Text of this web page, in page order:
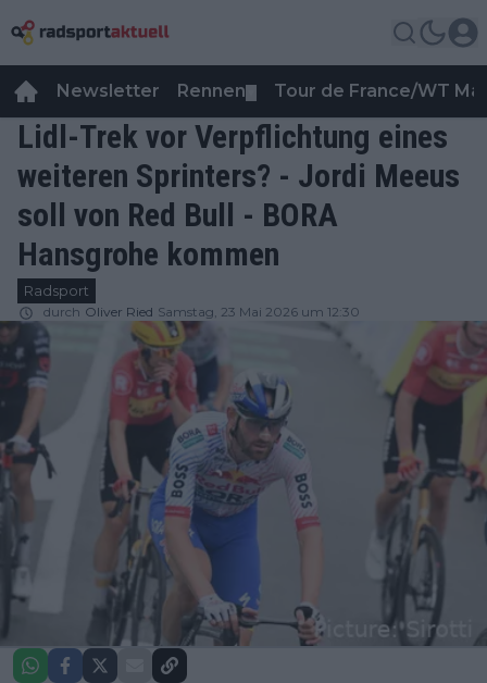
Newsletter Rennen Tour de France/WT
Lidl-Trek vor Verpflichtung eines
weiteren Sprinters? - Jordi Meeus
soll von Red Bull - BORA
Hansgrohe kommen
Radsport
durch Oliver Ried Samstag, 23 Mai 2026 um 12:30